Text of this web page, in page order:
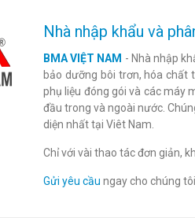
Nhà nhập khẩu và
BMA VIỆT NAM - Nhà nhập
bảo dưỡng bôi trơn, hóa chất
phụ liệu đóng gói và các máy
đầu trong và ngoài nước.
diện nhất tại Viêt Nam.
Chỉ với vài thao tác đơn giản,
Gửi yêu cầu ngay cho chúng